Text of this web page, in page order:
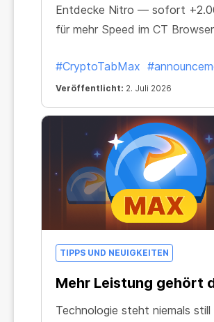
Entdecke Nitro — sofort
für mehr Speed im CT
#CryptoTabMax
Veröffentlicht: 2. Juli 2026
TIPPS UND NEUIGKEITEN
Mehr Leistung gehört
Technologie steht niemals still